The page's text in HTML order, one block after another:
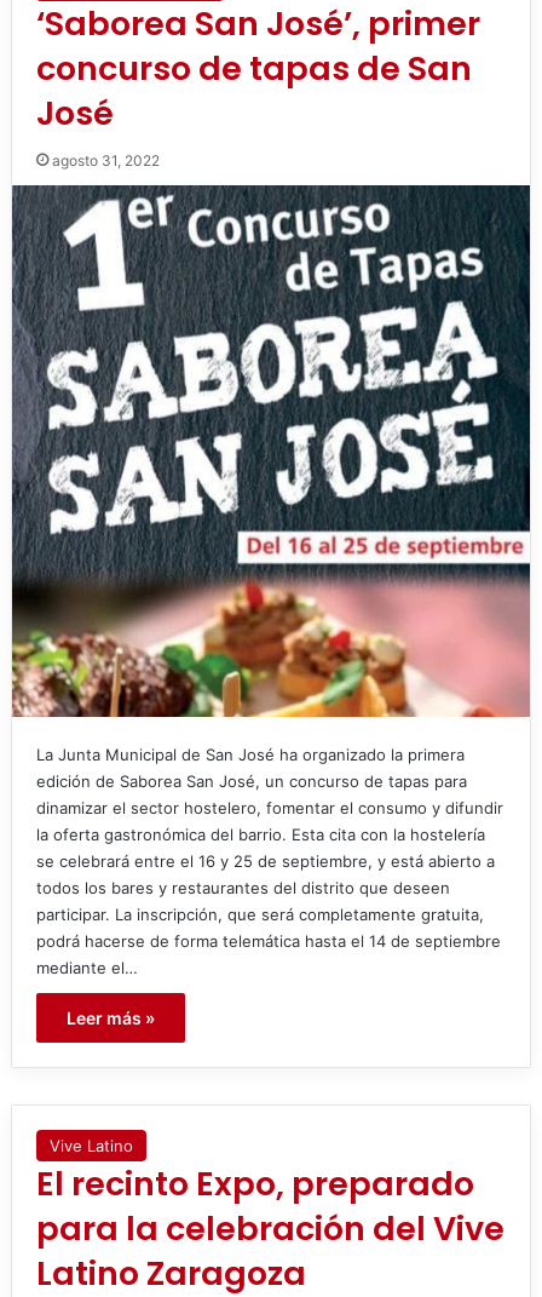
‘Saborea San José’, primer
concurso de tapas de San
José
agosto 31, 2022
La Junta Municipal de San José ha organizado la primera
edición de Saborea San José, un concurso de tapas para
dinamizar el sector hostelero, fomentar el consumo y difundir
la oferta gastronómica del barrio. Esta cita con la hostelería
se celebrará entre el 16 y 25 de septiembre, y está abierto a
todos los bares y restaurantes del distrito que deseen
participar. La inscripción, que será completamente gratuita,
podrá hacerse de forma telemática hasta el 14 de septiembre
mediante el…
Leer más »
Vive Latino
El recinto Expo, preparado
para la celebración del Vive
Latino Zaragoza